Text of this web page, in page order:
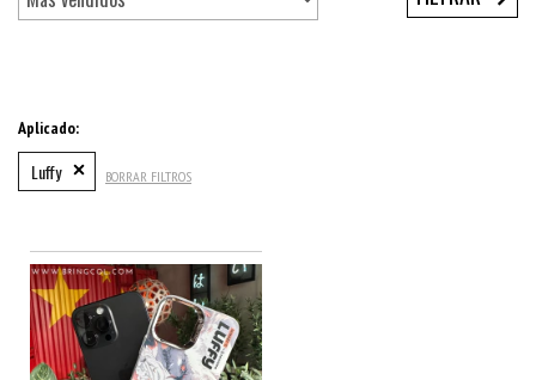
Aplicado:
Luffy BORRAR FILTROS